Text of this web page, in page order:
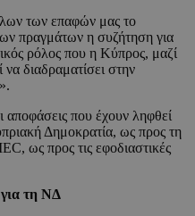
των επαφών μας το
πραγμάτων η συζήτηση για
ρόλος που η Κύπρος, μαζί
διαδραματίσει στην
αποφάσεις που έχουν ληφθεί
Δημοκρατία, ως προς τη
ως προς τις εφοδιαστικές
τη ΝΔ